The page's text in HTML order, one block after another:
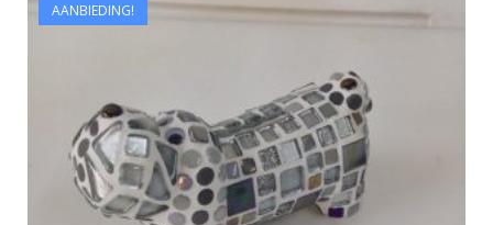
AANBIEDING!